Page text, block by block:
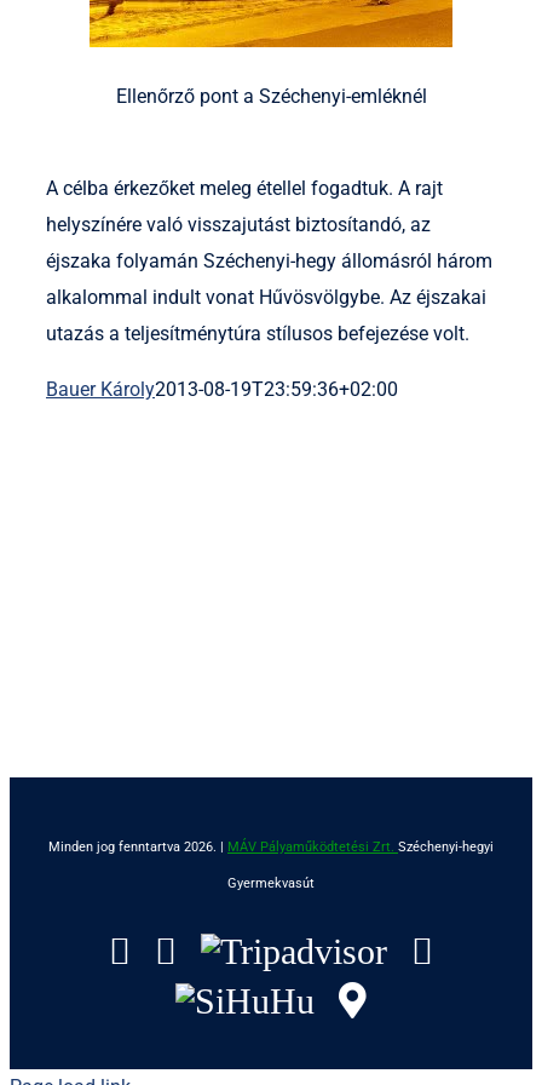
Ellenőrző pont a Széchenyi-emléknél
A célba érkezőket meleg étellel fogadtuk. A rajt
helyszínére való visszajutást biztosítandó, az
éjszaka folyamán Széchenyi-hegy állomásról három
alkalommal indult vonat Hűvösvölgybe. Az éjszakai
utazás a teljesítménytúra stílusos befejezése volt.
Bauer Károly2013-08-19T23:59:36+02:00
Minden jog fenntartva 2026. | MÁV Pályaműködtetési Zrt. Széchenyi-hegyi
Gyermekvasút
Facebook
Instagram
Tripadvisor
SiHuHu